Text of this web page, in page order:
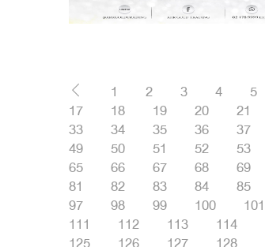
1 2 3 4 5
17
18 19 20 21
33
34 35 36 37
49
50 51 52 53
65
66 67 68 69
81
82 83 84 85
97
98 99 100 101
111
112 113 114